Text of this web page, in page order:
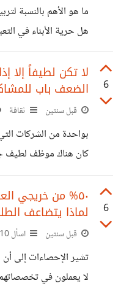
صور أو إنفوجرافيك
ما هو الأهم بالنسبة
هل حرية الأبناء في
لارتدائه هي قيمة
الاجتماعية والمجتمعية
6
لا تكن لطيفاً إلا
الضعف باب
قبل سنتين ثقافة
بواحدة من الشركات
كان هناك موظف لطيف
لكنه يفتقر إلى
الحزم. عندما طلب منه
عميل رئيسي كان
والعميل دون وضع حدود
لاحظت ذلك جيداً وأن
لطفه بعدم الالتزام
6
٥٠% من خريجي
لماذا يتضاعف
قبل سنتين اسأل I/O10 تعليقات
لا يعملون في